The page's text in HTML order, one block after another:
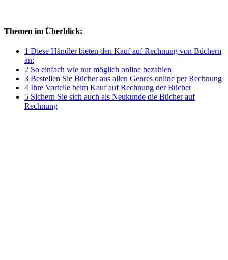
Themen im Überblick:
1 Diese Händler bieten den Kauf auf Rechnung von Büchern
an:
2 So einfach wie nur möglich online bezahlen
3 Bestellen Sie Bücher aus allen Genres online per Rechnung
4 Ihre Vorteile beim Kauf auf Rechnung der Bücher
5 Sichern Sie sich auch als Neukunde die Bücher auf
Rechnung